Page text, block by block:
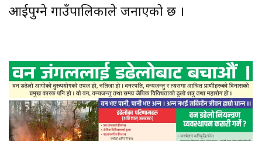
आईपुग्ने गाउँपालिकाले जनाएको छ ।